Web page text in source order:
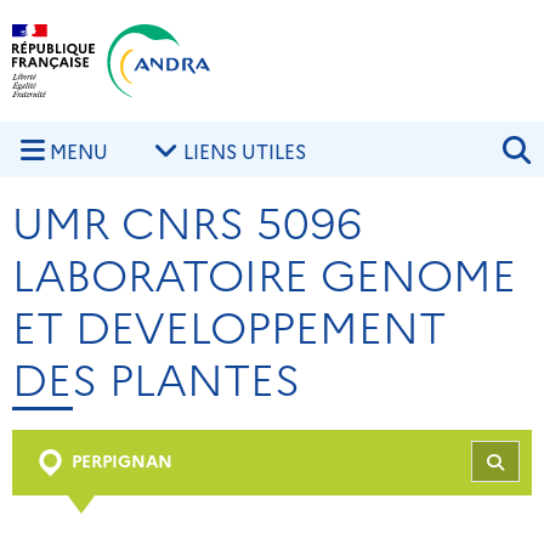
Aller au contenu principal
MENU LIENS UTILES
UMR CNRS 5096
LABORATOIRE GENOME
ET DEVELOPPEMENT
DES PLANTES
PERPIGNAN